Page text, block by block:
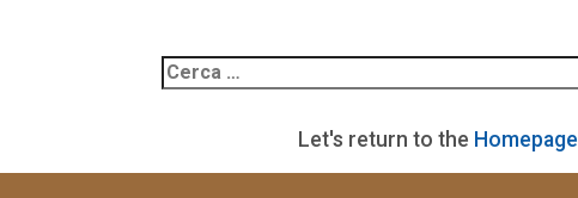
per:
Let's return to the Homepage